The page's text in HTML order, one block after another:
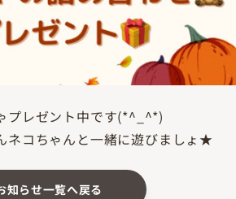
プレゼント中です(*^_^*)
ネコちゃんと一緒に遊びましょ★
知らせ一覧へ戻る